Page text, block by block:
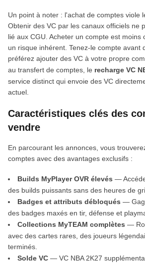
Un point à noter : l'achat de comptes viole
Obtenir des VC par les canaux officiels ne
lié aux CGU. Acheter un compte est moins
un risque inhérent. Tenez-le compte avant
préférez ajouter des VC à votre propre
au transfert de comptes, le recharge VC
service distinct qui envoie des VC
actuel.
Caractéristiques clés des
vendre
En parcourant les annonces, vous
comptes avec des avantages exclusifs :
Builds MyPlayer OVR élevés —
des builds puissants sans des heures de
Badges et attributs débloqués —
des badges maxés en tir, défense et
Collections MyTEAM complètes —
avec des cartes rares, des joueurs
terminés.
Solde VC — VC NBA 2K27